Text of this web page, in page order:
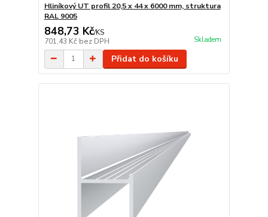
Hliníkový UT profil 20,5 x 44 x 6000 mm, struktura
RAL 9005
848,73 Kč/KS
701,43 Kč bez DPH Skladem
Přidat do košíku